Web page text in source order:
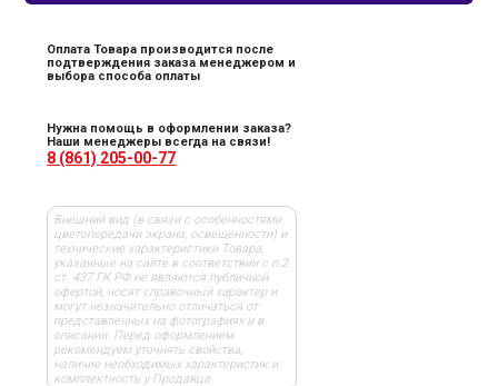
Оплата Товара производится после
подтверждения заказа менеджером и
выбора способа оплаты
Нужна помощь в оформлении заказа?
Наши менеджеры всегда на связи!
8 (861) 205-00-77
Внешний вид (в связи с особенностями
цветопередачи экрана, освещенности) и
технические характеристики Товара,
указанные на сайте в соответствии с п.2
ст. 437 ГК РФ не являются публичной
офертой, носят справочный характер и
могут незначительно отличаться от
представленных на фотографиях и в
описании. Перед оформлением
рекомендуем уточнять свойства,
наличие необходимых характеристик и
комплектность у Продавца